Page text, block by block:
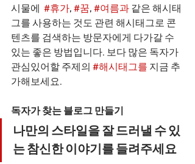
시물에 #휴가, #꿈, #여름과 같은 해시태
그를 사용하는 것도 관련 해시태그로 콘
텐츠를 검색하는 방문자에게 다가갈 수
있는 좋은 방법입니다. 보다 많은 독자가
관심있어할 주제의 #해시태그를 지금 추
가해보세요.
독자가 찾는 블로그 만들기
나만의 스타일을 잘 드러낼 수 있
는 참신한 이야기를 들려주세요